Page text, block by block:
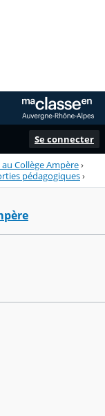
Se connecter
Collège Ampère›
pédagogiques›